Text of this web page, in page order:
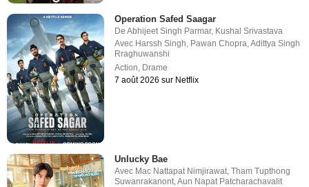
Operation Safed Saagar
DeAbhijeet Singh Parmar, Kushal Srivastava
Avec Harssh Singh Pawan Chopra ,Adittya Singh
Rraghuwanshi
Action Drame
7 août 2026 sur Netflix
Unlucky Bae
Avec Mac Nattapat Nimjirawat,Tham Tupthong
Suwanrakanont,Aun Napat Patcharachavalit